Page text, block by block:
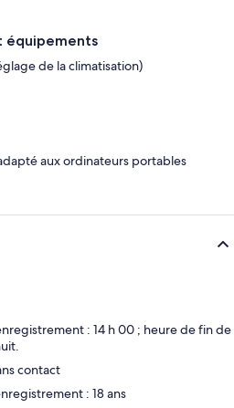
équipements
de la climatisation)
aux ordinateurs portables
: 14 h 00 ; heure de fin de
contact
: 18 ans